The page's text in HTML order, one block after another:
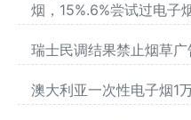
烟，15%.6%尝试过电子
瑞士民调结果禁止烟草广
澳大利亚一次性电子烟1